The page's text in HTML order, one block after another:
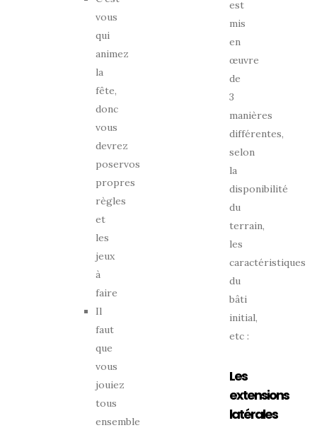
vous
qui
animez
la
fête,
donc
vous
devrez
poservos
propres
règles
et
les
jeux
à
faire
Il
faut
que
vous
jouiez
tous
ensemble
est
mis
en
œuvre
de
3
manières
différentes,
selon
la
disponibilité
du
terrain,
les
caractéristiques
du
bâti
initial,
etc :
Les
extensions
latérales